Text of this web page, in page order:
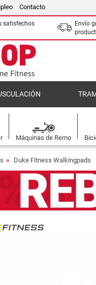
Contacto
satisfechos
Envío
Máquinas de Remo
Duke Fitness Walkingpads